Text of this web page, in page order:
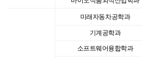
미래자동차공학과
기계공학과
소프트웨어융합학과